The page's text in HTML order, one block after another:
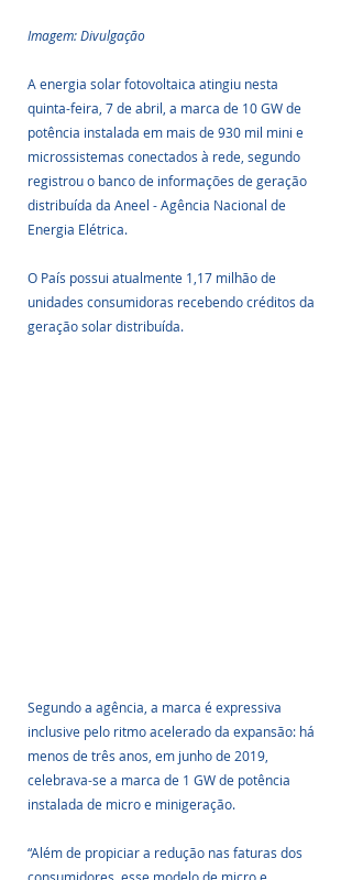
Imagem: Divulgação
A energia solar fotovoltaica atingiu nesta
quinta-feira, 7 de abril, a marca de 10 GW de
potência instalada em mais de 930 mil mini e
microssistemas conectados à rede, segundo
registrou o banco de informações de geração
distribuída da Aneel - Agência Nacional de
Energia Elétrica.
O País possui atualmente 1,17 milhão de
unidades consumidoras recebendo créditos da
geração solar distribuída.
Segundo a agência, a marca é expressiva
inclusive pelo ritmo acelerado da expansão: há
menos de três anos, em junho de 2019,
celebrava-se a marca de 1 GW de potência
instalada de micro e minigeração.
“Além de propiciar a redução nas faturas dos